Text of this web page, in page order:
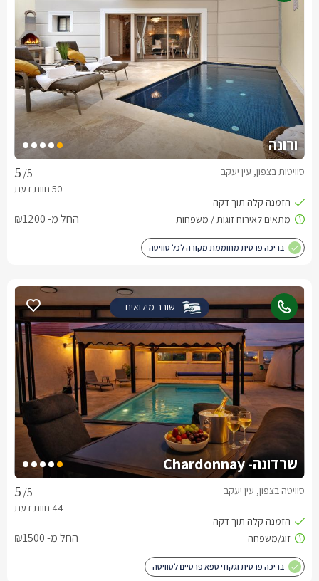
ורונה
/5 סוויטות בצפון, עין יעקב
החל מ- ₪1200
בריכה פרטית מחוממת מקורה לכל סוויטה
שובר מילואים
שרדונה- Chardonnay
/5 סוויטה בצפון, עין יעקב
החל מ- ₪1500
בריכה פרטית וגקוזי ספא פרטיים לסוויטה